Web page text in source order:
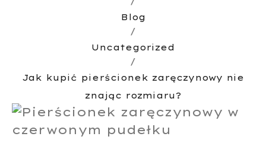
Blog
/
Uncategorized
/
Jak kupić pierścionek zaręczynowy nie
znając rozmiaru?